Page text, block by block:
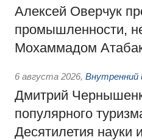
Алексей Оверчук
промышленности,
Мохаммадом
6 августа 2026, Внутренний
Дмитрий
популярного
Десятилетия науки